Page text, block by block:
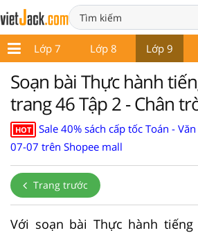
Lớp 7 Lớp 8 Lớp 9
Soạn bài Thực hành
trang 46 Tập 2 - Chân
HOT
Sale 40% sách cấp tốc Toán -
07-07 trên Shopee mall
Trang trước
Với soạn bài Thực hành tiếng